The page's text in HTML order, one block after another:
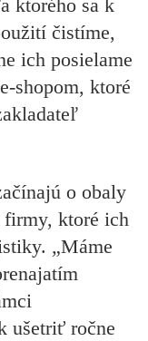
ktorého sa k
čistíme,
ich posielame
shopom, ktoré
o obaly
firmy, ktoré ich
„Máme
ušetriť ročne